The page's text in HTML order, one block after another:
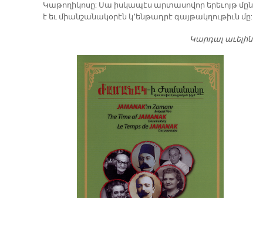
Կաթողիկոսը: Սա իսկապէս արտասովոր երեւոյթ մըն
է եւ միանշանակօրէն կ՚ենթադրէ գայթակղութիւն մը:
Կարդալ աւելին